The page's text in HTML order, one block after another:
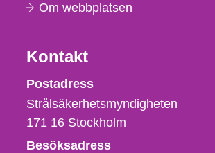
Om webbplatsen
Kontakt
Strålsäkerhetsmyndigheten
Postadress
Strålsäkerhetsmyndigheten
171 16 Stockholm
Besöksadress